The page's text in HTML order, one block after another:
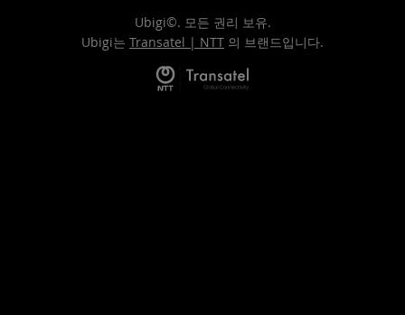
Ubigi©. 모든 권리 보유.
Ubigi는 Transatel | NTT 의 브랜드입니다.